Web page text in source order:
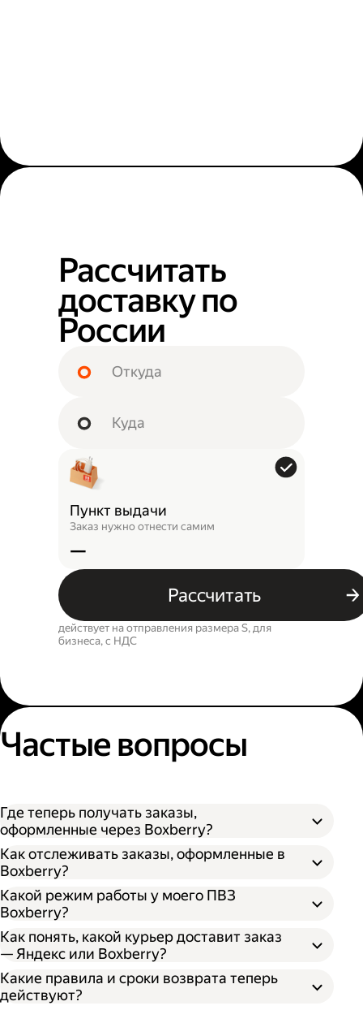
Рассчитать
доставку по
России
Пункт выдачи
Заказ нужно отнести самим
—
Рассчитать
действует на отправления размера S, для
бизнеса, c НДС
Частые вопросы
Где теперь получать заказы,
оформленные через Boxberry?
Как отслеживать заказы, оформленные в
Boxberry?
Какой режим работы у моего ПВЗ
Boxberry?
Как понять, какой курьер доставит заказ
— Яндекс или Boxberry?
Какие правила и сроки возврата теперь
действуют?